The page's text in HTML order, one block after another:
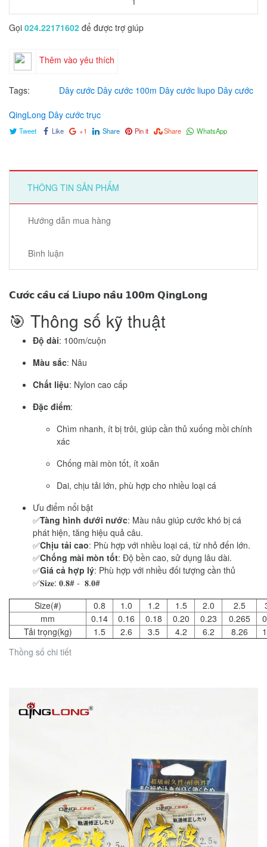
Gọi 024.22171602 để được trợ giúp
Thêm vào yêu thích
Tags: Dây cước Dây cước 100m Dây cước liupo Dây cước
QingLong Dây cước trục
Tweet Like +1 Share Pin it Share WhatsApp
THÔNG TIN SẢN PHẨM
Hướng dẫn mua hàng
Bình luận
𝗖𝘂̛𝗼̛́𝗰 𝗰𝗮̂𝘂 𝗰𝗮́ 𝗟𝗶𝘂𝗽𝗼 𝗻𝗮̂𝘂 𝟭𝟬𝟬𝗺 𝗤𝗶𝗻𝗴𝗟𝗼𝗻𝗴
🎯 Thông số kỹ thuật
Độ dài: 100m/cuộn
Màu sắc: Nâu
Chất liệu: Nylon cao cấp
Đặc điểm:
Chìm nhanh, ít bị trôi, giúp cần thủ xuống mồi chính
xác
Chống mài mòn tốt, ít xoăn
Dai, chịu tải lớn, phù hợp cho nhiều loại cá
Ưu điểm nổi bật
✅Tàng hình dưới nước: Màu nâu giúp cước khó bị cá
phát hiện, tăng hiệu quả câu.
✅Chịu tải cao: Phù hợp với nhiều loại cá, từ nhỏ đến lớn.
✅Chống mài mòn tốt: Độ bền cao, sử dụng lâu dài.
✅Giá cả hợp lý: Phù hợp với nhiều đối tượng cần thủ
✅𝐒𝐢𝐳𝐞: 𝟎.𝟖# - 𝟖.𝟎#
Thồng số chi tiết
Size(#) 0.8 1.0 1.2 1.5 2.0 2.5
mm
0.14 0.16 0.18 0.20 0.23 0.265
Tải trọng(kg)
1.5 2.6 3.5 4.2 6.2 8.26